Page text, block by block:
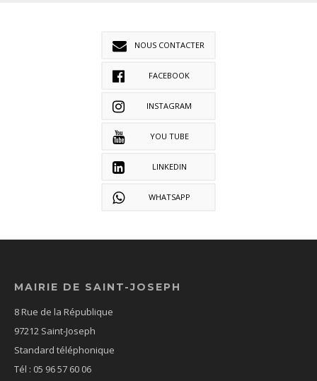
NOUS CONTACTER
FACEBOOK
INSTAGRAM
YOU TUBE
LINKEDIN
WHATSAPP
MAIRIE DE SAINT-JOSEPH
8 Rue de la République
97212 Saint-Joseph
Standard téléphonique
Tél : 05 96 57 60 06